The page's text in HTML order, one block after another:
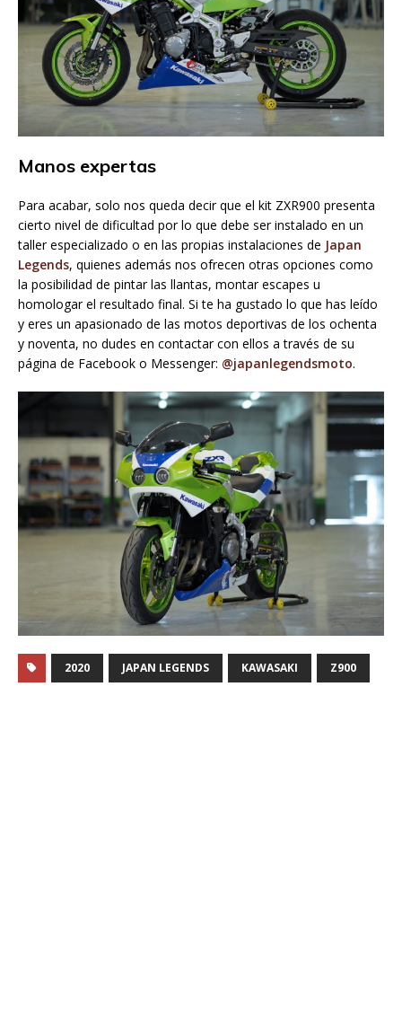
Manos expertas
Para acabar, solo nos queda decir que el kit ZXR900 presenta
cierto nivel de dificultad por lo que debe ser instalado en un
taller especializado o en las propias instalaciones de Japan
Legends, quienes además nos ofrecen otras opciones como
la posibilidad de pintar las llantas, montar escapes u
homologar el resultado final. Si te ha gustado lo que has leído
y eres un apasionado de las motos deportivas de los ochenta
y noventa, no dudes en contactar con ellos a través de su
página de Facebook o Messenger: @japanlegendsmoto.
2020 JAPAN LEGENDS KAWASAKI Z900